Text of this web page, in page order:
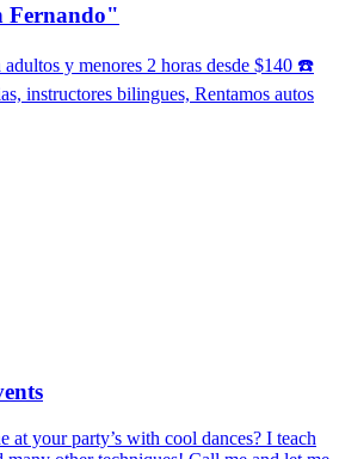
Fernando"
adultos y menores 2 horas desde $140 ☎️
instructores bilingues, Rentamos autos
at your party’s with cool dances? I teach